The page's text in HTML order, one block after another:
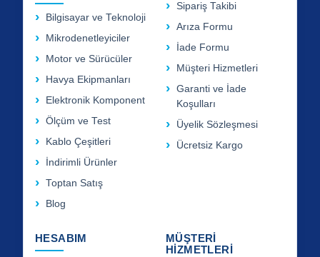
Bilgisayar ve Teknoloji
Mikrodenetleyiciler
Motor ve Sürücüler
Havya Ekipmanları
Elektronik Komponent
Ölçüm ve Test
Kablo Çeşitleri
İndirimli Ürünler
Toptan Satış
Blog
Sipariş Takibi
Arıza Formu
İade Formu
Müşteri Hizmetleri
Garanti ve İade
Koşulları
Üyelik Sözleşmesi
Ücretsiz Kargo
HESABIM
MÜŞTERİ
HİZMETLERİ